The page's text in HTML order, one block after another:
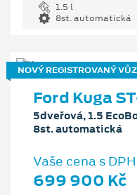
1.5 l
8st. automatická
NOVÝ REGISTROVANÝ VŮZ
Ford Kuga
5dveřová, 1.5
8st. automatická
Vaše cena s DPH
699 900 Kč